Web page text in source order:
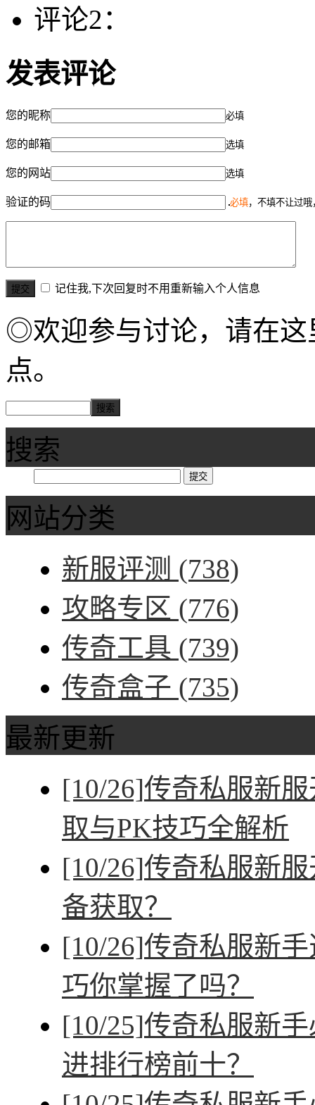
评论2：
发表评论
您的昵称 必填
您的邮箱 选填
您的网站 选填
验证的码 必填，不填不让过
记住我,下次回复时不用重新输入个人信息
◎欢迎参与讨论，请在这
点。
搜索
网站分类
新服评测 (738)
攻略专区 (776)
传奇工具 (739)
传奇盒子 (735)
最新更新
[10/26]传奇私服新
取与PK技巧全解析
[10/26]传奇私服新
备获取？
[10/26]传奇私服新
巧你掌握了吗？
[10/25]传奇私服新
进排行榜前十？